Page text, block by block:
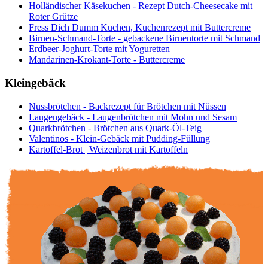
Holländischer Käsekuchen - Rezept Dutch-Cheesecake mit
Roter Grütze
Fress Dich Dumm Kuchen, Kuchenrezept mit Buttercreme
Birnen-Schmand-Torte - gebackene Birnentorte mit Schmand
Erdbeer-Joghurt-Torte mit Yoguretten
Mandarinen-Krokant-Torte - Buttercreme
Kleingebäck
Nussbrötchen - Backrezept für Brötchen mit Nüssen
Laugengebäck - Laugenbrötchen mit Mohn und Sesam
Quarkbrötchen - Brötchen aus Quark-Öl-Teig
Valentinos - Klein-Gebäck mit Pudding-Füllung
Kartoffel-Brot | Weizenbrot mit Kartoffeln